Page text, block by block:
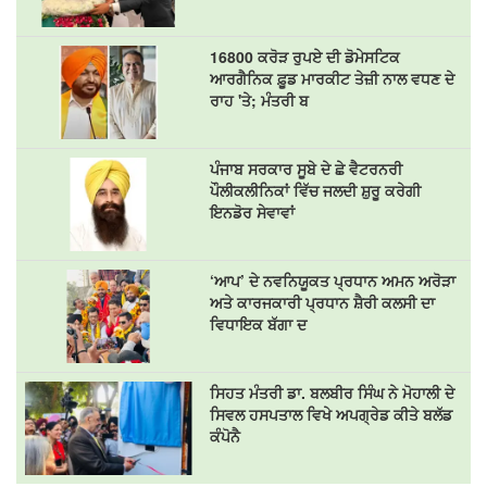
16800 ਕਰੋੜ ਰੁਪਏ ਦੀ ਡੋਮੇਸਟਿਕ
ਆਰਗੈਨਿਕ ਫ਼ੂਡ ਮਾਰਕੀਟ ਤੇਜ਼ੀ ਨਾਲ ਵਧਣ ਦੇ
ਰਾਹ 'ਤੇ; ਮੰਤਰੀ ਬ
ਪੰਜਾਬ ਸਰਕਾਰ ਸੂਬੇ ਦੇ ਛੇ ਵੈਟਰਨਰੀ
ਪੌਲੀਕਲੀਨਿਕਾਂ ਵਿੱਚ ਜਲਦੀ ਸ਼ੁਰੂ ਕਰੇਗੀ
ਇਨਡੋਰ ਸੇਵਾਵਾਂ
‘ਆਪ’ ਦੇ ਨਵਨਿਯੂਕਤ ਪ੍ਰਧਾਨ ਅਮਨ ਅਰੋੜਾ
ਅਤੇ ਕਾਰਜਕਾਰੀ ਪ੍ਰਧਾਨ ਸ਼ੈਰੀ ਕਲਸੀ ਦਾ
ਵਿਧਾਇਕ ਬੱਗਾ ਦ
ਸਿਹਤ ਮੰਤਰੀ ਡਾ. ਬਲਬੀਰ ਸਿੰਘ ਨੇ ਮੋਹਾਲੀ ਦੇ
ਸਿਵਲ ਹਸਪਤਾਲ ਵਿਖੇ ਅਪਗ੍ਰੇਡ ਕੀਤੇ ਬਲੱਡ
ਕੰਪੋਨੈ